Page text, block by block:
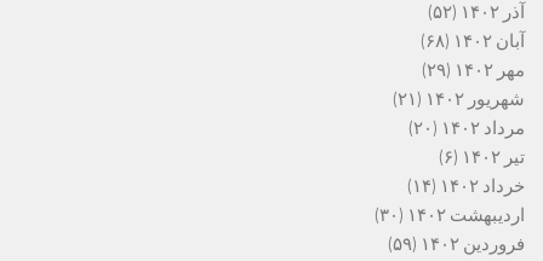
آذر ۱۴۰۲
(۵۲)
آبان ۱۴۰۲
(۶۸)
مهر ۱۴۰۲
(۲۹)
شهریور ۱۴۰۲
(۲۱)
مرداد ۱۴۰۲
(۲۰)
تیر ۱۴۰۲
(۶)
خرداد ۱۴۰۲
(۱۴)
اردیبهشت ۱۴۰۲
(۳۰)
فروردین ۱۴۰۲
(۵۹)